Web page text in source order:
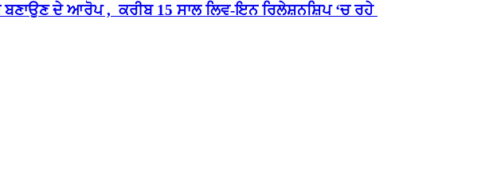
ਬਣਾਉਣ ਦੇ ਆਰੋਪ , ਕਰੀਬ 15 ਸਾਲ ਲਿਵ-ਇਨ ਰਿਲੇਸ਼ਨਸ਼ਿਪ ‘ਚ ਰਹੇ